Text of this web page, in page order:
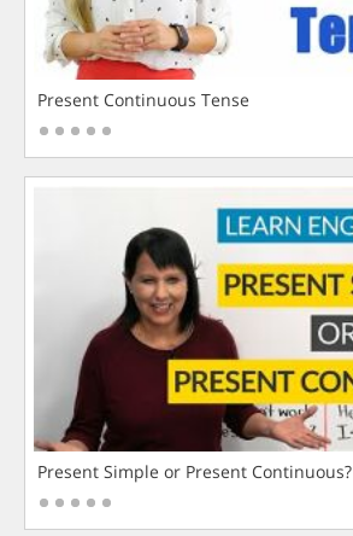
Present Continuous Tense
Present Simple or Present Continuous?